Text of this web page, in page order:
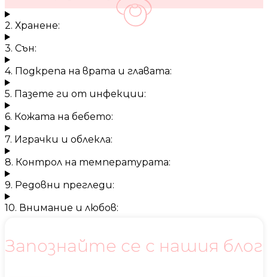
2. Хранене:
3. Сън:
4. Подкрепа на врата и главата:
5. Пазете ги от инфекции:
6. Кожата на бебето:
7. Играчки и облекла:
8. Контрол на температурата:
9. Редовни прегледи:
10. Внимание и любов:
Запознайте се с нашия блог